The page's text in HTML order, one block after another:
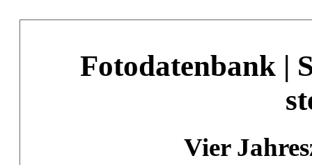
Fotodatenbank |
Vier